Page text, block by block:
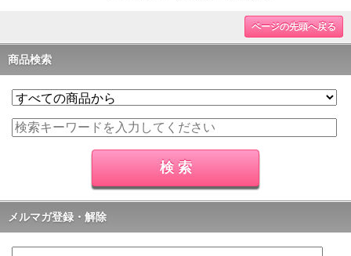
ページの先頭へ戻る
商品検索
メルマガ登録・解除